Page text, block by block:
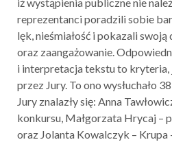
reprezentanci poradzili sobie
lęk, nieśmiałość i pokazali
oraz zaangażowanie.
i interpretacja tekstu to kryteria,
przez Jury. To ono wysłuchało
Jury znalazły się: Anna
konkursu, Małgorzata Hrycaj –
oraz Jolanta Kowalczyk – Krupa